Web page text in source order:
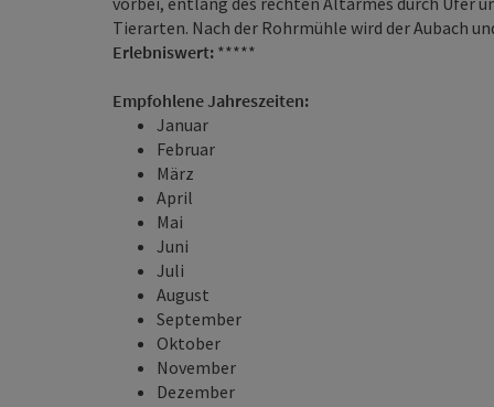
Tierarten. Nach der Rohrmühle wird der Aubach
Erlebniswert: *****
Empfohlene Jahreszeiten:
Januar
Februar
März
April
Mai
Juni
Juli
August
September
Oktober
November
Dezember